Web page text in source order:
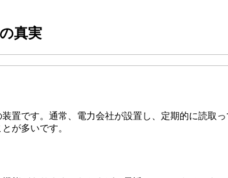
真実
置です。通常、電力会社が設置し、定期的に読取
が多いです。